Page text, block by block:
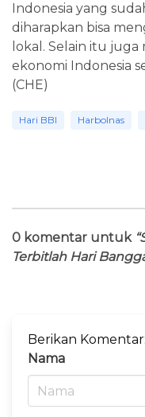
Indonesia yang
diharapkan bisa
lokal. Selain itu
ekonomi Indonesia
(CHE)
Hari BBI Harbolnas
0 komentar untuk
Terbitlah Hari
Berikan Komentar:
Nama